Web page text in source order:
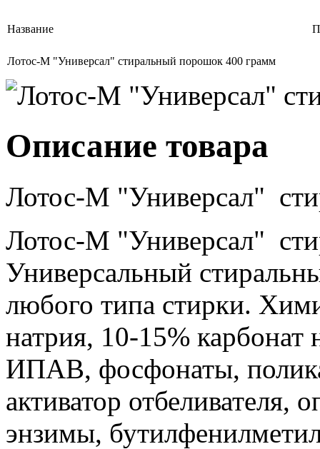
Название
Лотос-М "Универсал" стиральный порошок 400 грамм
Описание товара
Лотос-М "Универсал"
Лотос-М "Универсал"
Универсальный
любого типа стирки.
натрия, 10-15%
ИПАВ, фосфонаты,
активатор отбеливателя,
энзимы,